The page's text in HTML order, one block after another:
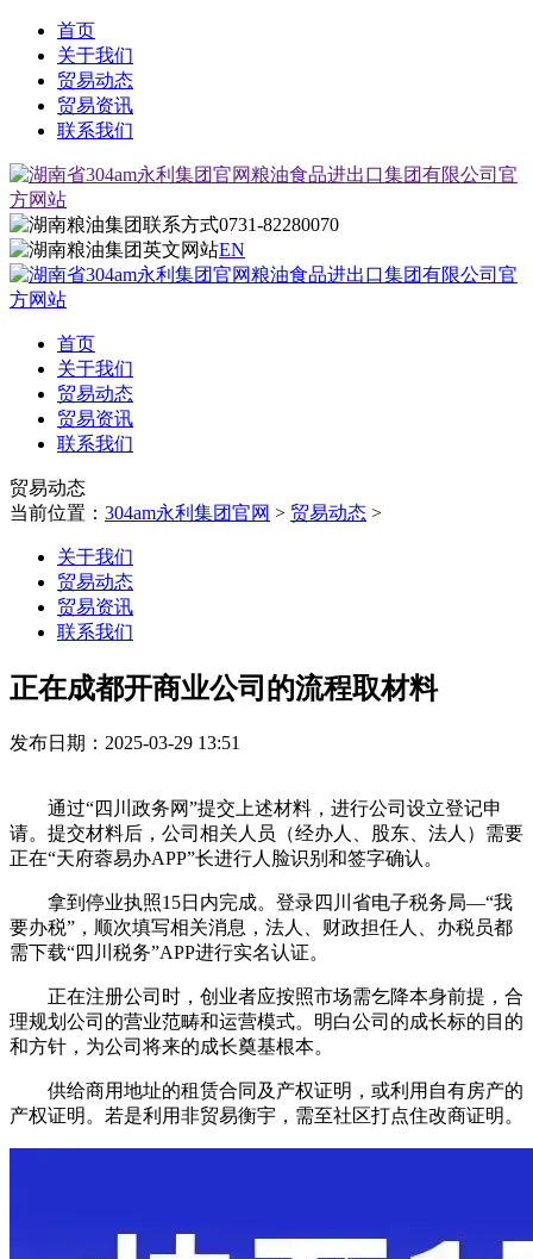
首页
关于我们
贸易动态
贸易资讯
联系我们
0731-82280070
EN
首页
关于我们
贸易动态
贸易资讯
联系我们
贸易动态
当前位置： 304am永利集团官网 > 贸易动态 >
关于我们
贸易动态
贸易资讯
联系我们
正在成都开商业公司的流程取材料
发布日期：2025-03-29 13:51
通过“四川政务网”提交上述材料，进行公司设立登记申
请。提交材料后，公司相关人员（经办人、股东、法人）需要
正在“天府蓉易办APP”长进行人脸识别和签字确认。
拿到停业执照15日内完成。登录四川省电子税务局—“我
要办税”，顺次填写相关消息，法人、财政担任人、办税员都
需下载“四川税务”APP进行实名认证。
正在注册公司时，创业者应按照市场需乞降本身前提，合
理规划公司的营业范畴和运营模式。明白公司的成长标的目的
和方针，为公司将来的成长奠基根本。
供给商用地址的租赁合同及产权证明，或利用自有房产的
产权证明。若是利用非贸易衡宇，需至社区打点住改商证明。